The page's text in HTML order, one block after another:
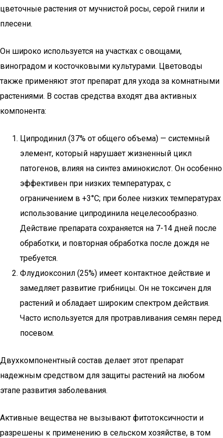
цветочные растения от мучнистой росы, серой гнили и
плесени.
Он широко используется на участках с овощами,
виноградом и косточковыми культурами. Цветоводы
также применяют этот препарат для ухода за комнатными
растениями. В состав средства входят два активных
компонента:
Ципродинил (37% от общего объема) — системный
элемент, который нарушает жизненный цикл
патогенов, влияя на синтез аминокислот. Он особенно
эффективен при низких температурах, с
ограничением в +3°С; при более низких температурах
использование ципродинила нецелесообразно.
Действие препарата сохраняется на 7-14 дней после
обработки, и повторная обработка после дождя не
требуется.
Флудиоксонил (25%) имеет контактное действие и
замедляет развитие грибницы. Он не токсичен для
растений и обладает широким спектром действия.
Часто используется для протравливания семян перед
посевом.
Двухкомпонентный состав делает этот препарат
надежным средством для защиты растений на любом
этапе развития заболевания.
Активные вещества не вызывают фитотоксичности и
разрешены к применению в сельском хозяйстве, в том